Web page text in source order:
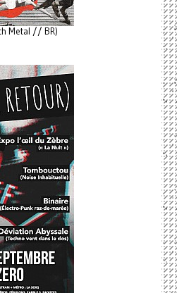
Metal // BR)